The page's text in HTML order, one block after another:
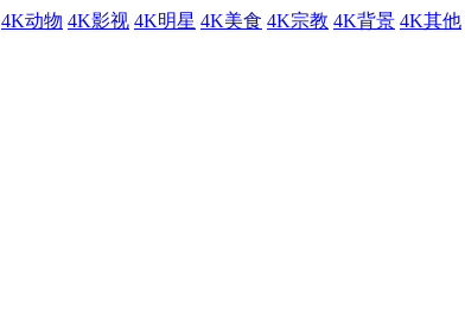
4K动物 4K影视 4K明星 4K美食 4K宗教 4K背景 4K其他